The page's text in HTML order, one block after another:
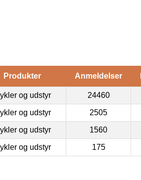
Produkter Anmeldelser
og udstyr 24460
og udstyr 2505
og udstyr 1560
og udstyr 175